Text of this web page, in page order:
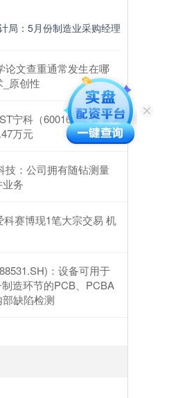
局：5月份制造业采购经理
论文查重通常发生在哪
原创性
宁科（600165）2月25
万元
技：公司拥有随钻测量
务
赛博现1笔大宗交易 机
：设备可用于
造环节的PCB、PCBA
缺陷检测